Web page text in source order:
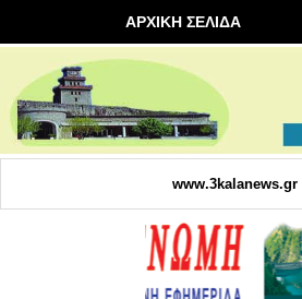
ΑΡΧΙΚΗ ΣΕΛΙΔΑ
www.3kalanews.gr